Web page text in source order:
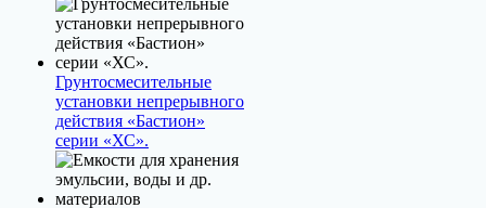
Грунтосмесительные
установки непрерывного
действия «Бастион»
серии «ХС».